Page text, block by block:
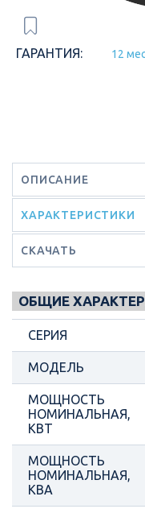
ГАРАНТИЯ: 12
ОПИСАНИЕ
ХАРАКТЕРИСТИКИ
СКАЧАТЬ
ОБЩИЕ
СЕРИЯ
МОДЕЛЬ
МОЩНОСТЬ
НОМИНАЛЬНАЯ,
КВТ
МОЩНОСТЬ
НОМИНАЛЬНАЯ,
КВА